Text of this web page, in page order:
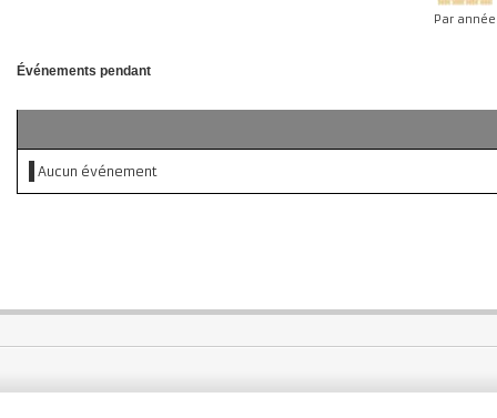
Par année
Événements pendant
Aucun événement